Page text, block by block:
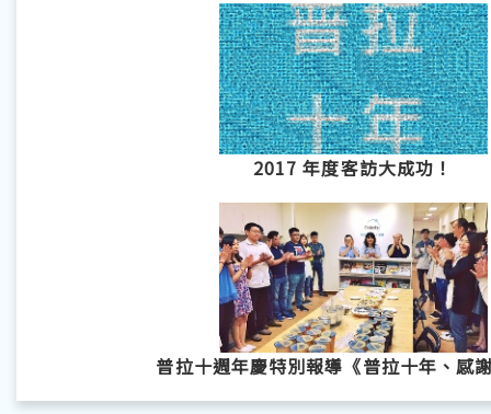
2017 年度客訪大成功！
普拉十週年慶特別報導《普拉十年、感